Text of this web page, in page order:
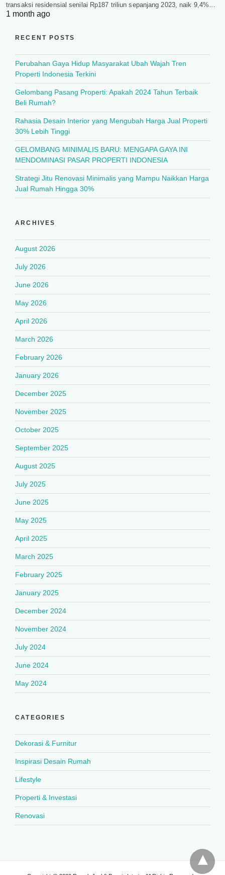
transaksi residensial senilai Rp187 triliun sepanjang 2023, naik 9,4%…
1 month ago
RECENT POSTS
Perubahan Gaya Hidup Masyarakat Ubah Wajah Tren
Properti Indonesia Terkini
Gelombang Pasang Properti: Apakah 2024 Tahun Terbaik
Beli Rumah?
Rahasia Desain Interior yang Mengubah Harga Jual Properti
30% Lebih Tinggi
GELOMBANG MINIMALIS BARU: MENGAPA GAYA INI
MENDOMINASI PASAR PROPERTI INDONESIA
Strategi Jitu Renovasi Minimalis yang Mampu Naikkan Harga
Jual Rumah Hingga 30%
ARCHIVES
August 2026
July 2026
June 2026
May 2026
April 2026
March 2026
February 2026
January 2026
December 2025
November 2025
October 2025
September 2025
August 2025
July 2025
June 2025
May 2025
April 2025
March 2025
February 2025
January 2025
December 2024
November 2024
July 2024
June 2024
May 2024
CATEGORIES
Dekorasi & Furnitur
Inspirasi Desain Rumah
Lifestyle
Properti & Investasi
Renovasi